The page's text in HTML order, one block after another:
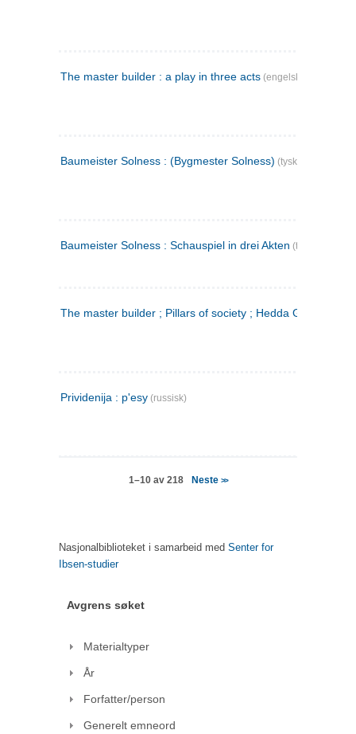
The master builder : a play in three acts (engelsk)
Baumeister Solness : (Bygmester Solness) (tysk)
Baumeister Solness : Schauspiel in drei Akten (tysk)
The master builder ; Pillars of society ; Hedda Gabler
Prividenija : p'esy (russisk)
1–10 av 218 Neste >>
Nasjonalbiblioteket i samarbeid med Senter for
Ibsen-studier
Avgrens søket
Materialtyper
År
Forfatter/person
Generelt emneord